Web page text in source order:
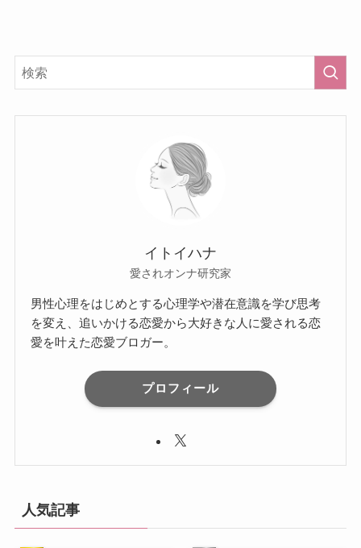
イトイハナ
愛されオンナ研究家
男性心理をはじめとする心理学や潜在意識を学び思考
を変え、追いかける恋愛から大好きな人に愛される恋
愛を叶えた恋愛ブロガー。
プロフィール
人気記事